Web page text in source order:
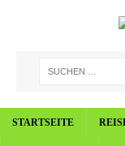
STARTSEITE